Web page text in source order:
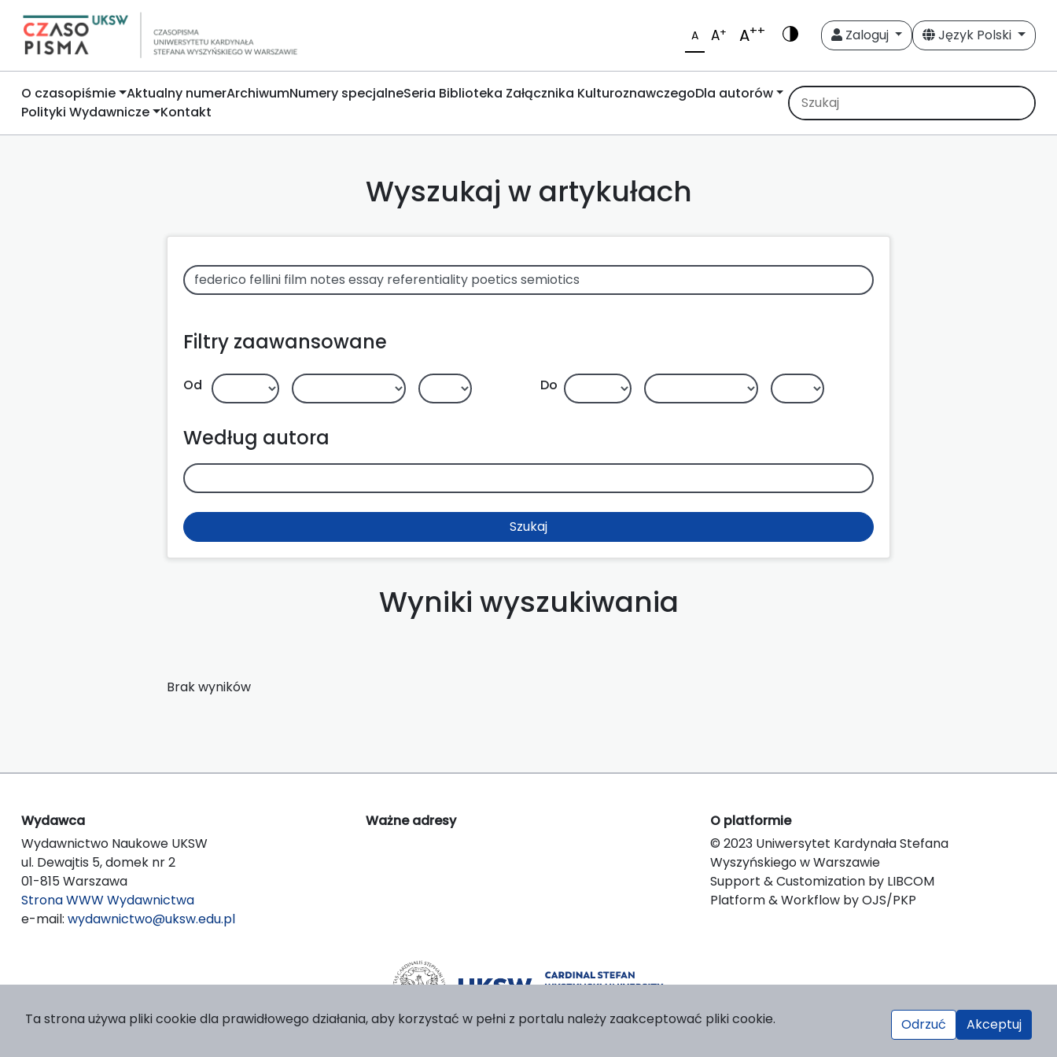
A A+ A++ Zaloguj Język Polski
O czasopiśmie Aktualny numerArchiwumNumery specjalneSeria Biblioteka Załącznika KulturoznawczegoDla autorów
Polityki Wydawnicze Kontakt
Wyszukaj w artykułach
Filtry zaawansowane
Od Do
Według autora
Szukaj
Wyniki wyszukiwania
Brak wyników
Wydawca
Wydawnictwo Naukowe UKSW
ul. Dewajtis 5, domek nr 2
01-815 Warszawa
Strona WWW Wydawnictwa
e-mail: wydawnictwo@uksw.edu.pl
Ważne adresy
O platformie
© 2023 Uniwersytet Kardynała Stefana
Wyszyńskiego w Warszawie
Support & Customization by LIBCOM
Platform & Workflow by OJS/PKP
Ta strona używa pliki cookie dla prawidłowego działania, aby korzystać w pełni z portalu należy zaakceptować pliki cookie. Odrzuć Akceptuj